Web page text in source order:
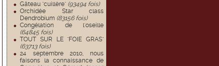
Gâteau "cuillère" (93494 fois)
Orchidée Star class
Dendrobium (83156 fois)
Congélation de l'oseille
(64845 fois)
TOUT SUR LE "FOIE GRAS"
(63713 fois)
24 septembre 2010, nous
faisons la connaissance de